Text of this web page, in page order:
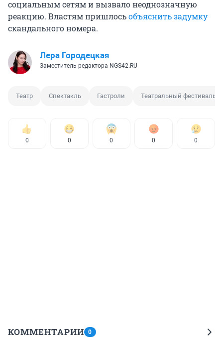
социальным сетям и вызвало неоднозначную
реакцию. Властям пришлосьобъяснить задумку
скандального номера.
Лера Городецкая
Заместитель редактора NGS42.RU
Театр Спектакль Гастроли Театральный фестиваль
0 0 0 0 0
КОММЕНТАРИИ 0